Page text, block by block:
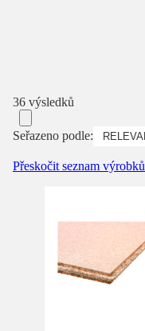
36 výsledků
Seřazeno podle:
Přeskočit seznam výrobků